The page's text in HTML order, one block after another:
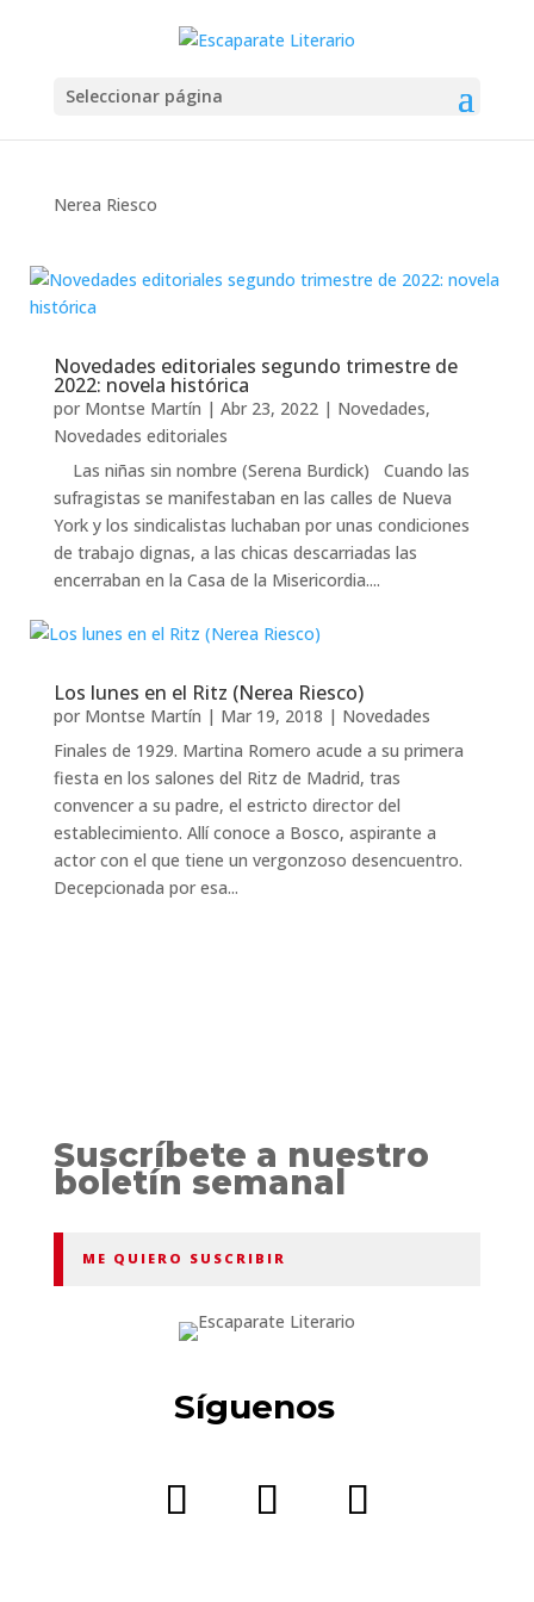
Seleccionar página
Nerea Riesco
Novedades editoriales segundo trimestre de
2022: novela histórica
por Montse Martín | Abr 23, 2022| Novedades,
Novedades editoriales
Las niñas sin nombre (Serena Burdick) Cuando las
sufragistas se manifestaban en las calles de Nueva
York y los sindicalistas luchaban por unas condiciones
de trabajo dignas, a las chicas descarriadas las
encerraban en la Casa de la Misericordia....
Los lunes en el Ritz (Nerea Riesco)
por Montse Martín | Mar 19, 2018 | Novedades
Finales de 1929. Martina Romero acude a su primera
fiesta en los salones del Ritz de Madrid, tras
convencer a su padre, el estricto director del
establecimiento. Allí conoce a Bosco, aspirante a
actor con el que tiene un vergonzoso desencuentro.
Decepcionada por esa...
Suscríbete a nuestro
boletín semanal
ME QUIERO SUSCRIBIR
Síguenos